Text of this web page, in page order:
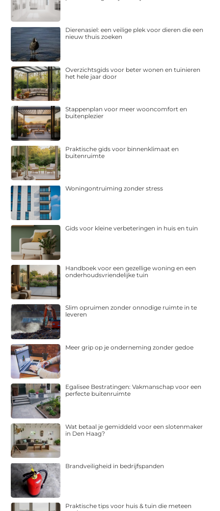
Dierenasiel: een veilige plek voor dieren die een
nieuw thuis zoeken
Overzichtsgids voor beter wonen en tuinieren
het hele jaar door
Stappenplan voor meer wooncomfort en
buitenplezier
Praktische gids voor binnenklimaat en
buitenruimte
Woningontruiming zonder stress
Gids voor kleine verbeteringen in huis en tuin
Handboek voor een gezellige woning en een
onderhoudsvriendelijke tuin
Slim opruimen zonder onnodige ruimte in te
leveren
Meer grip op je onderneming zonder gedoe
Egalisee Bestratingen: Vakmanschap voor een
perfecte buitenruimte
Wat betaal je gemiddeld voor een slotenmaker
in Den Haag?
Brandveiligheid in bedrijfspanden
Praktische tips voor huis & tuin die meteen